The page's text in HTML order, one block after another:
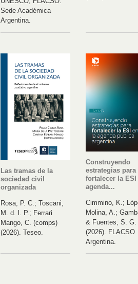
Sede Académica
Argentina.
Las tramas de la
sociedad civil
organizada
Rosa, P. C.; Toscani,
M. d. l. P.; Ferrari
Mango, C. (comps)
(2026). Teseo.
Construyendo
estrategias para
fortalecer la ESI
agenda...
Cimmino, K.;
Molina, A.;
& Fuentes, S. G.
(2026). FLACSO
Argentina.